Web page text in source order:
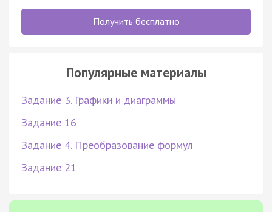
Получить бесплатно
Популярные материалы
Задание 3. Графики и диаграммы
Задание 16
Задание 4. Преобразование формул
Задание 21